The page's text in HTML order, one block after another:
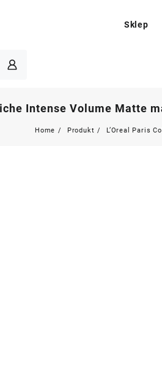
Sklep
Intense Volume Matte
Home Produkt L’Oreal Paris